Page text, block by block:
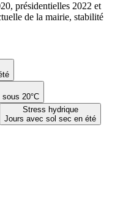
20°C
Stress hydrique
Jours avec sol sec en été
présidentielles 2022 et
de la mairie, stabilité